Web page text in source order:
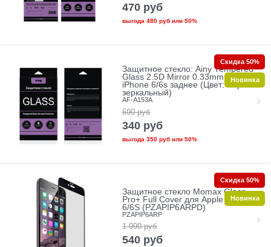
470 руб
выгода 480 рубили 50%
Защитное стекло: Ainy Tempered
Glass 2.5D Mirror 0.33mm для
iPhone 6/6s заднее (Цвет: Черно-
зеркальный)
AF-A153A
690 руб
340 руб
выгода 350 рубили 50%
Скидка 50%
Новинка
Защитное стекло Momax Glass
Pro+ Full Cover для Apple iPhone
6/6S (PZAPIP6ARPD)
PZAPIP6ARP
1 090 руб
540 руб
Скидка 50%
Новинка